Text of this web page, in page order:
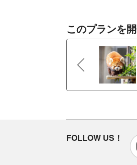
このプランを
FOLLOW US！